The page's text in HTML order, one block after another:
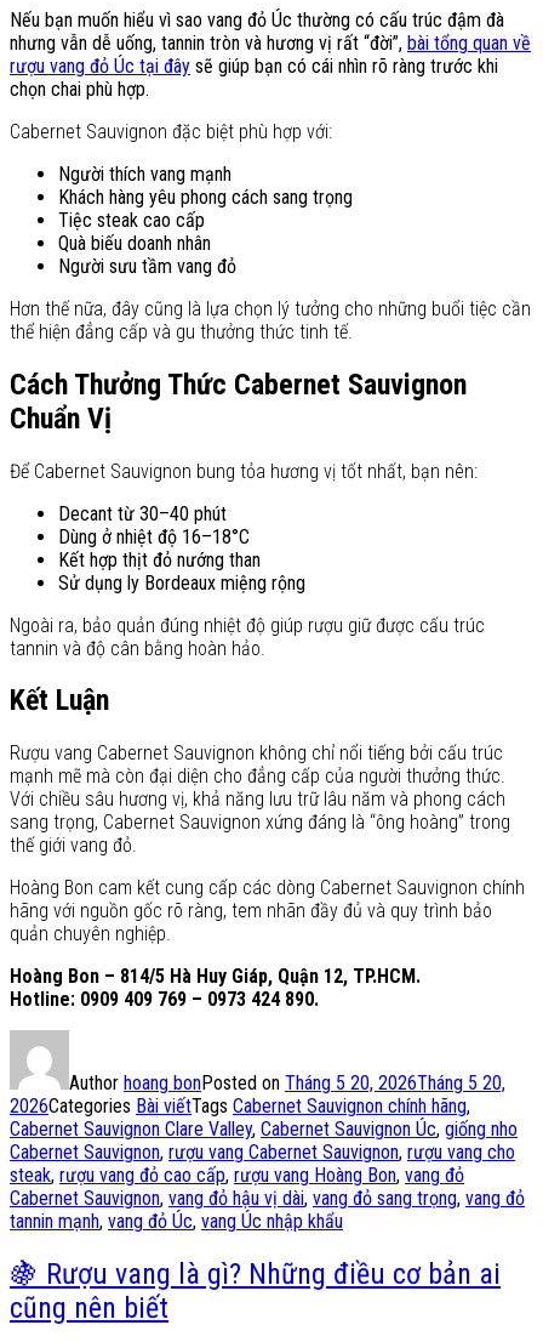
Nếu bạn muốn hiểu vì sao vang đỏ Úc thường có cấu trúc đậm đà
nhưng vẫn dễ uống, tannin tròn và hương vị rất “đời”, bài tổng quan về
rượu vang đỏ Úc tại đây sẽ giúp bạn có cái nhìn rõ ràng trước khi
chọn chai phù hợp.
Cabernet Sauvignon đặc biệt phù hợp với:
Người thích vang mạnh
Khách hàng yêu phong cách sang trọng
Tiệc steak cao cấp
Quà biếu doanh nhân
Người sưu tầm vang đỏ
Hơn thế nữa, đây cũng là lựa chọn lý tưởng cho những buổi tiệc cần
thể hiện đẳng cấp và gu thưởng thức tinh tế.
Cách Thưởng Thức Cabernet Sauvignon
Chuẩn Vị
Để Cabernet Sauvignon bung tỏa hương vị tốt nhất, bạn nên:
Decant từ 30–40 phút
Dùng ở nhiệt độ 16–18°C
Kết hợp thịt đỏ nướng than
Sử dụng ly Bordeaux miệng rộng
Ngoài ra, bảo quản đúng nhiệt độ giúp rượu giữ được cấu trúc
tannin và độ cân bằng hoàn hảo.
Kết Luận
Rượu vang Cabernet Sauvignon không chỉ nổi tiếng bởi cấu trúc
mạnh mẽ mà còn đại diện cho đẳng cấp của người thưởng thức.
Với chiều sâu hương vị, khả năng lưu trữ lâu năm và phong cách
sang trọng, Cabernet Sauvignon xứng đáng là “ông hoàng” trong
thế giới vang đỏ.
Hoàng Bon cam kết cung cấp các dòng Cabernet Sauvignon chính
hãng với nguồn gốc rõ ràng, tem nhãn đầy đủ và quy trình bảo
quản chuyên nghiệp.
Hoàng Bon – 814/5 Hà Huy Giáp, Quận 12, TP.HCM.
Hotline: 0909 409 769 – 0973 424 890.
Author hoang bonPosted on Tháng 5 20, 2026Tháng 5 20,
2026Categories Bài viếtTags Cabernet Sauvignon chính hãng,
Cabernet Sauvignon Clare Valley, Cabernet Sauvignon Úc, giống nho
Cabernet Sauvignon, rượu vang Cabernet Sauvignon, rượu vang cho
steak, rượu vang đỏ cao cấp, rượu vang Hoàng Bon, vang đỏ
Cabernet Sauvignon, vang đỏ hậu vị dài, vang đỏ sang trọng, vang đỏ
tannin mạnh, vang đỏ Úc, vang Úc nhập khẩu
🍇 Rượu vang là gì? Những điều cơ bản ai
cũng nên biết